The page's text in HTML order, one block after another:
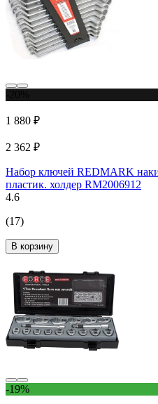
1 880 ₽
2 362 ₽
Набор ключей REDMARK
пластик. холдер RM2006912
4.6
(17)
В корзину
-19%